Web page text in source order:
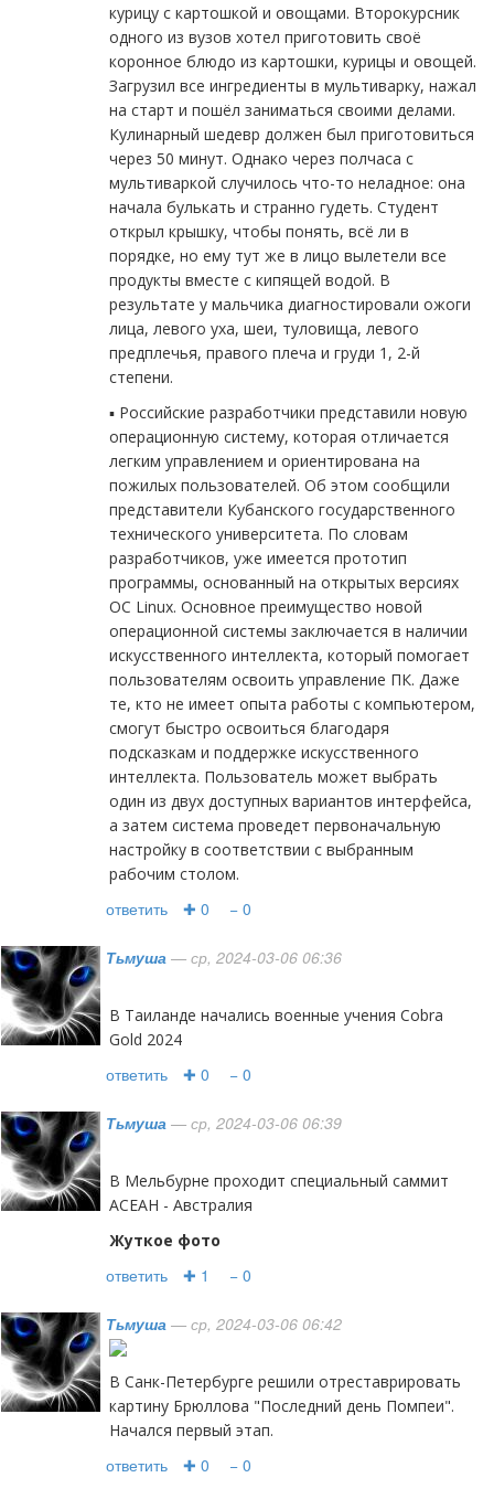
курицу с картошкой и овощами. Второкурсник
одного из вузов хотел приготовить своё
коронное блюдо из картошки, курицы и овощей.
Загрузил все ингредиенты в мультиварку, нажал
на старт и пошёл заниматься своими делами.
Кулинарный шедевр должен был приготовиться
через 50 минут. Однако через полчаса с
мультиваркой случилось что-то неладное: она
начала булькать и странно гудеть. Студент
открыл крышку, чтобы понять, всё ли в
порядке, но ему тут же в лицо вылетели все
продукты вместе с кипящей водой. В
результате у мальчика диагностировали ожоги
лица, левого уха, шеи, туловища, левого
предплечья, правого плеча и груди 1, 2-й
степени.
▪️ Российские разработчики представили новую
операционную систему, которая отличается
легким управлением и ориентирована на
пожилых пользователей. Об этом сообщили
представители Кубанского государственного
технического университета. По словам
разработчиков, уже имеется прототип
программы, основанный на открытых версиях
ОС Linux. Основное преимущество новой
операционной системы заключается в наличии
искусственного интеллекта, который помогает
пользователям освоить управление ПК. Даже
те, кто не имеет опыта работы с компьютером,
смогут быстро освоиться благодаря
подсказкам и поддержке искусственного
интеллекта. Пользователь может выбрать
один из двух доступных вариантов интерфейса,
а затем система проведет первоначальную
настройку в соответствии с выбранным
рабочим столом.
ответить ✚ 0 − 0
Тьмуша — ср, 2024-03-06 06:36
В Таиланде начались военные учения Cobra
Gold 2024
ответить ✚ 0 − 0
Тьмуша — ср, 2024-03-06 06:39
В Мельбурне проходит специальный саммит
АСЕАН - Австралия
Жуткое фото
ответить ✚ 1 − 0
Тьмуша — ср, 2024-03-06 06:42
В Санк-Петербурге решили отреставрировать
картину Брюллова "Последний день Помпеи".
Начался первый этап.
ответить ✚ 0 − 0